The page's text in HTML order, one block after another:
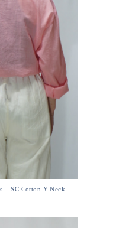
SC Cotton Y-Neck